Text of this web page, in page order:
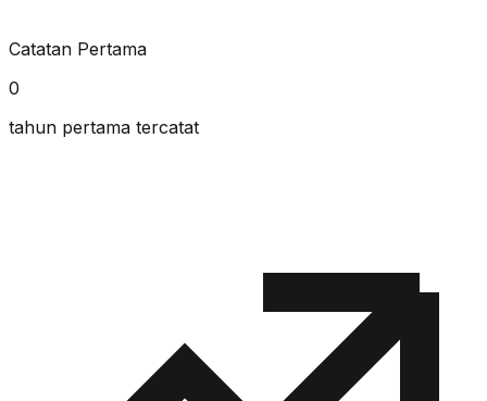
Catatan Pertama
0
tahun pertama tercatat